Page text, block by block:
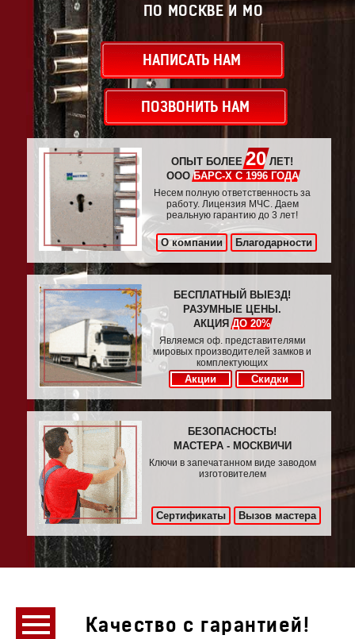
ПО МОСКВЕ И МО
НАПИСАТЬ НАМ
ПОЗВОНИТЬ НАМ
ОПЫТ БОЛЕЕ20ЛЕТ!
ОООБАРС-Х С 1996 ГОДА
Несем полную ответственность за
работу. Лицензия МЧС. Даем
реальную гарантию до 3 лет!
О компании Благодарности
БЕСПЛАТНЫЙ ВЫЕЗД!
РАЗУМНЫЕ ЦЕНЫ.
АКЦИЯДО 20%
Являемся оф. представителями
мировых производителей замков и
комплектующих
Акции Скидки
БЕЗОПАСНОСТЬ!
МАСТЕРА - МОСКВИЧИ
Ключи в запечатанном виде заводом
изготовителем
Сертификаты Вызов мастера
Качество с гарантией!